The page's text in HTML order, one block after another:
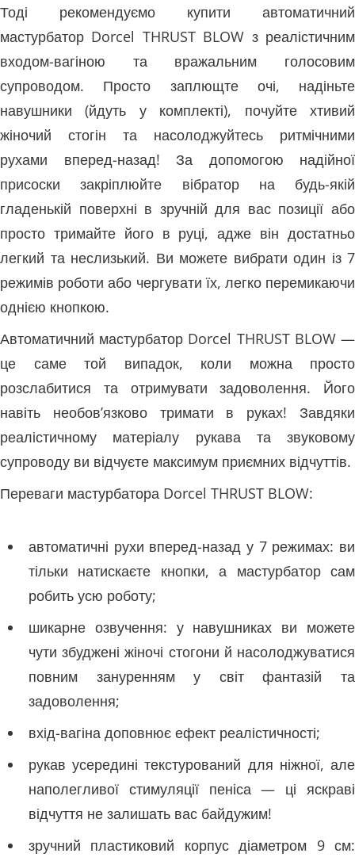
Тоді рекомендуємо купити автоматичний
мастурбатор Dorcel THRUST BLOW з реалістичним
входом-вагіною та вражальним голосовим
супроводом. Просто заплющте очі, надіньте
навушники (йдуть у комплекті), почуйте хтивий
жіночий стогін та насолоджуйтесь ритмічними
рухами вперед-назад! За допомогою надійної
присоски закріплюйте вібратор на будь-якій
гладенькій поверхні в зручній для вас позиції або
просто тримайте його в руці, адже він достатньо
легкий та неслизький. Ви можете вибрати один із 7
режимів роботи або чергувати їх, легко перемикаючи
однією кнопкою.
Автоматичний мастурбатор Dorcel THRUST BLOW —
це саме той випадок, коли можна просто
розслабитися та отримувати задоволення. Його
навіть необов’язково тримати в руках! Завдяки
реалістичному матеріалу рукава та звуковому
супроводу ви відчуєте максимум приємних відчуттів.
Переваги мастурбатора Dorcel THRUST BLOW:
автоматичні рухи вперед-назад у 7 режимах: ви
тільки натискаєте кнопки, а мастурбатор сам
робить усю роботу;
шикарне озвучення: у навушниках ви можете
чути збуджені жіночі стогони й насолоджуватися
повним зануренням у світ фантазій та
задоволення;
вхід-вагіна доповнює ефект реалістичності;
рукав усередині текстурований для ніжної, але
наполегливої стимуляції пеніса — ці яскраві
відчуття не залишать вас байдужим!
зручний пластиковий корпус діаметром 9 см: